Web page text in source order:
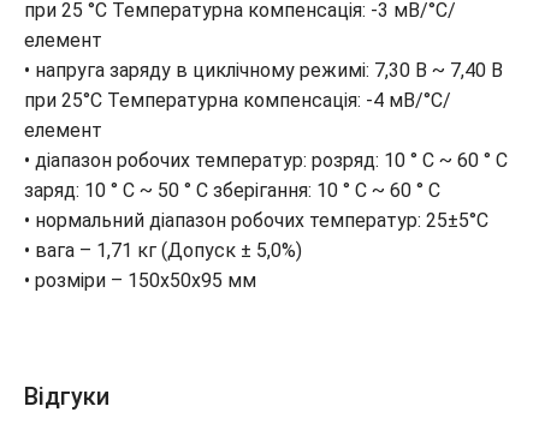
при 25 °С Температурна компенсація: -3 мВ/°C/
елемент
• напруга заряду в циклічному режимі: 7,30 В ~ 7,40 В
при 25°С Температурна компенсація: -4 мВ/°C/
елемент
• діапазон робочих температур: розряд: 10 ° C ~ 60 ° C
заряд: 10 ° C ~ 50 ° C зберігання: 10 ° C ~ 60 ° C
• нормальний діапазон робочих температур: 25±5°C
• вага – 1,71 кг (Допуск ± 5,0%)
• розміри – 150x50x95 мм
Відгуки